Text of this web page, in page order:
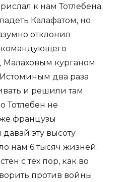
к нам Тотлебена.
Калафатом, но
отклонил
Малаховым курганом
два раза
и решили там
Тотлебен не
же французы
эту высоту
нам 6 тысяч жизней.
с тех пор, как во
против войны.